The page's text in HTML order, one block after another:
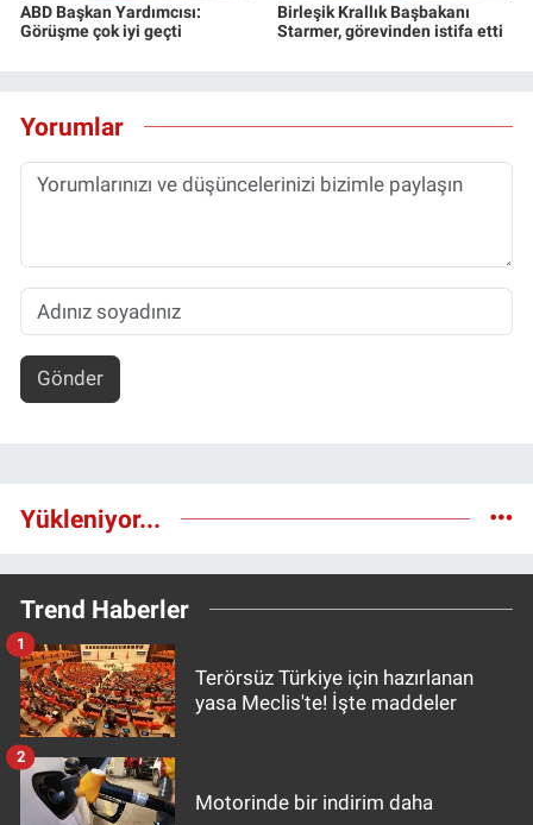
ABD Başkan Yardımcısı:
Görüşme çok iyi geçti
Birleşik Krallık Başbakanı
Starmer, görevinden istifa etti
Yorumlar
Gönder
Yükleniyor...
Trend Haberler
Terörsüz Türkiye için hazırlanan
yasa Meclis'te! İşte maddeler
1
Motorinde bir indirim daha
2